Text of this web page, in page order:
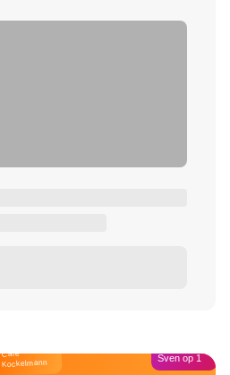
Café
Kockelmann Sven op 1